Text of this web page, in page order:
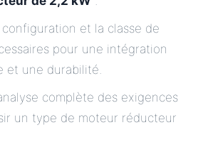
et la classe de
pour une intégration
et une durabilité.
complète des exigences
un type de moteur réducteur